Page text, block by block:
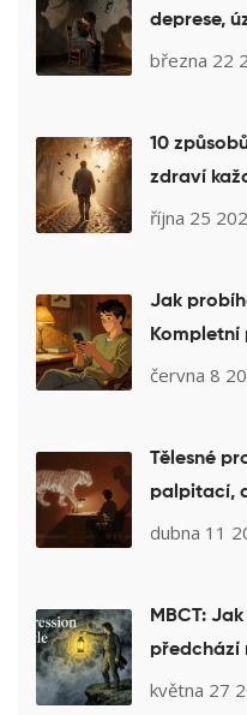
deprese,
léčbu a jak
března 22
10
zdraví
října 25
Jak
kontaktu
června 8
Tělesné
palpitací,
dubna 11
MBCT:
předchází
května 27